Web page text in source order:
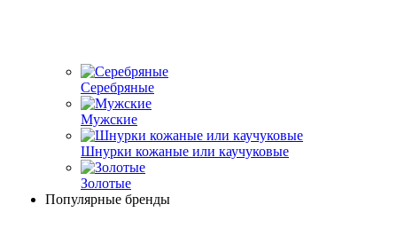
Серебряные
Мужские
Шнурки кожаные или каучуковые
Золотые
Популярные бренды